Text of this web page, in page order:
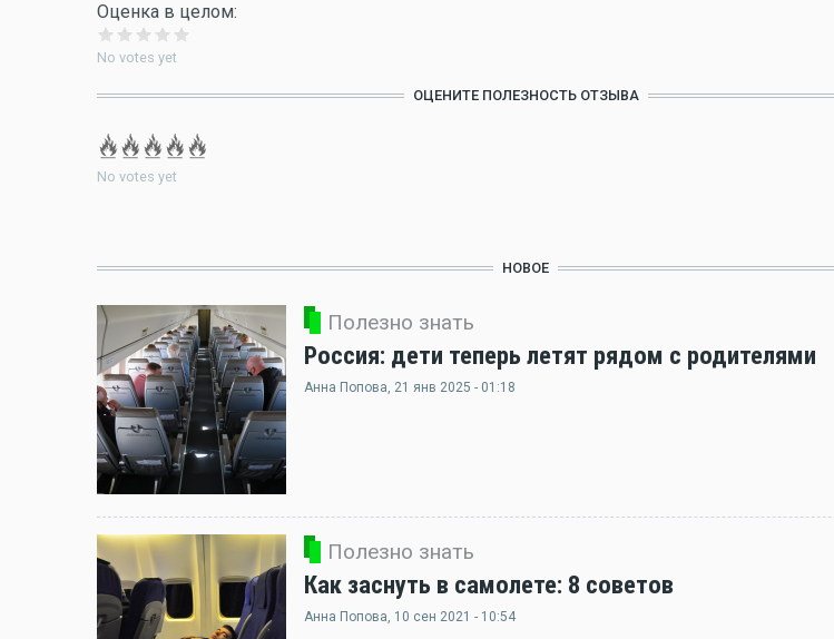
Оценка в целом:
No votes yet
ОЦЕНИТЕ ПОЛЕЗНОСТЬ ОТЗЫВА
No votes yet
НОВОЕ
Полезно знать
Россия: дети теперь летят рядом с родителями
Анна Попова, 21 янв 2025 - 01:18
Полезно знать
Как заснуть в самолете: 8 советов
Анна Попова, 10 сен 2021 - 10:54